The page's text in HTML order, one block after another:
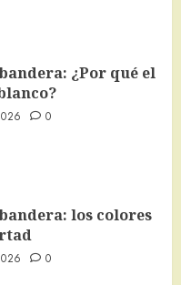
¿Por qué el
0
los colores
0